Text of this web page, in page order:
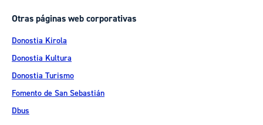
Otras páginas web corporativas
Donostia Kirola
Donostia Kultura
Donostia Turismo
Fomento de San Sebastián
Dbus